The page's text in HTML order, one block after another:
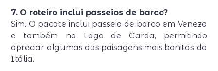
7. O roteiro inclui passeios de barco?
Sim. O pacote inclui passeio de barco em Veneza
e também no Lago de Garda, permitindo
apreciar algumas das paisagens mais bonitas da
Itália.